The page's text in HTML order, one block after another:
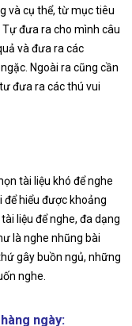
và cụ thể, từ mục tiêu
đưa ra cho mình câu
và đưa ra các
Ngoài ra cũng cần
đưa ra các thú vui
tài liệu khó để nghe
để hiểu được khoảng
liệu để nghe, đa dạng
là nghe nhũng bài
gây buồn ngủ, những
nghe.
ngày: